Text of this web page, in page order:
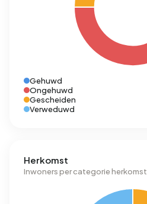
Gehuwd
Ongehuwd
Gescheiden
Verweduwd
Herkomst
Inwoners per categorie herkomst